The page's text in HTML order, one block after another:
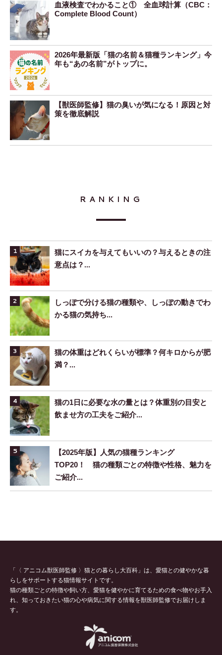
血液検査でわかること① 全血球計算（CBC：
Complete Blood Count）
2026年最新版「猫の名前＆猫種ランキング」今
年も“あの名前”がトップに。
【獣医師監修】猫の臭いが気になる！原因と対
策を徹底解説
RANKING
猫にスイカを与えてもいいの？与えるときの注
意点は？...
しっぽで分ける猫の種類や、しっぽの動きでわ
かる猫の気持ち...
猫の体重はどれくらいが標準？何キロからが肥
満？...
猫の1日に必要な水の量とは？体重別の目安と
飲ませ方の工夫をご紹介...
【2025年版】人気の猫種ランキング
TOP20！ 猫の種類ごとの特徴や性格、魅力を
ご紹介...
「〈 アニコム獣医師監修 〉猫との暮らし大百科」は、愛猫との健やかな暮
らしをサポートする猫情報サイトです。
猫の種類ごとの特徴や飼い方、愛猫を健やかに育てるための食べ物やお手入
れ、知っておきたい猫の心や病気に関する情報を獣医師監修でお届けしま
す。